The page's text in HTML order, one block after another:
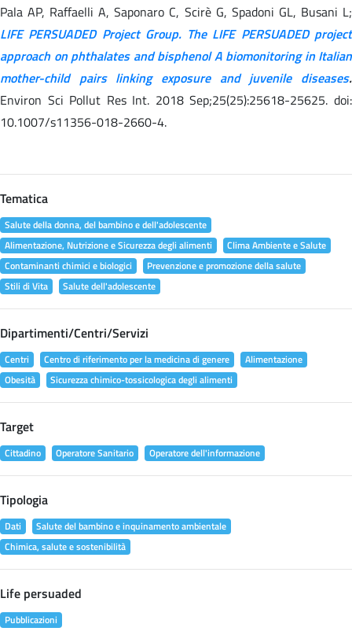
Pala AP, Raffaelli A, Saponaro C, Scirè G, Spadoni GL, Busani L;
LIFE PERSUADED Project Group. The LIFE PERSUADED project
approach on phthalates and bisphenol A biomonitoring in Italian
mother-child pairs linking exposure and juvenile diseases.
Environ Sci Pollut Res Int. 2018 Sep;25(25):25618-25625. doi:
10.1007/s11356-018-2660-4.
Tematica
Salute della donna, del bambino e dell'adolescente
Alimentazione, Nutrizione e Sicurezza degli alimenti
Clima Ambiente e Salute
Contaminanti chimici e biologici
Prevenzione e promozione della salute
Stili di Vita
Salute dell'adolescente
Dipartimenti/Centri/Servizi
Centri Centro di riferimento per la medicina di genere
Alimentazione
Obesità
Sicurezza chimico-tossicologica degli alimenti
Target
Cittadino Operatore Sanitario Operatore dell'informazione
Tipologia
Dati
Salute del bambino e inquinamento ambientale
Chimica, salute e sostenibilità
Life persuaded
Pubblicazioni